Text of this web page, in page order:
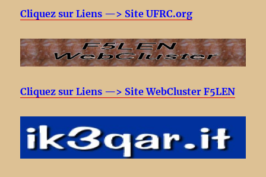
Cliquez sur Liens —> Site UFRC.org
Cliquez sur Liens —> Site WebCluster F5LEN